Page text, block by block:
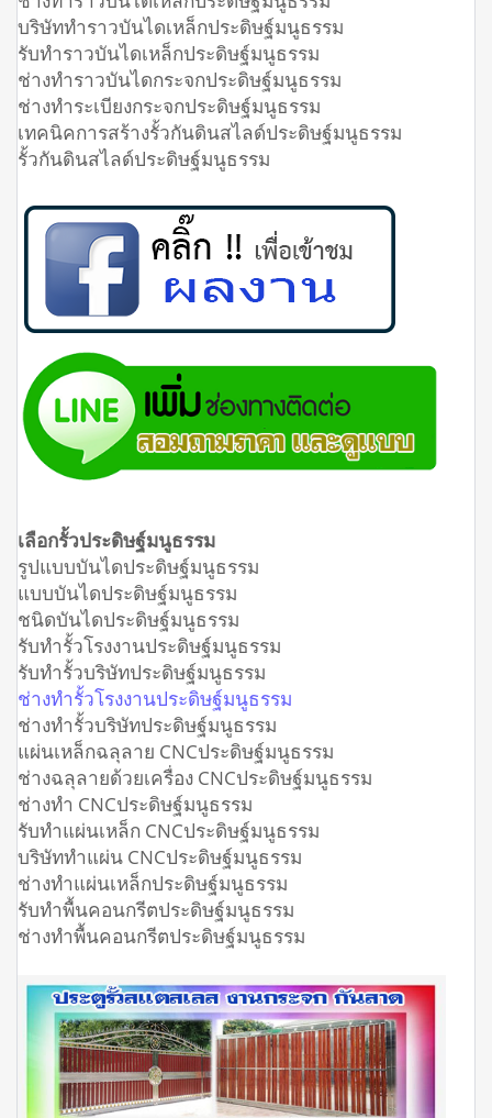
บริษัททำราวบันไดเหล็กประดิษฐ์มนูธรรม
รับทำราวบันไดเหล็กประดิษฐ์มนูธรรม
ช่างทำราวบันไดกระจกประดิษฐ์มนูธรรม
ช่างทำระเบียงกระจกประดิษฐ์มนูธรรม
เทคนิคการสร้างรั้วกันดินสไลด์ประดิษฐ์มนูธรรม
รั้วกันดินสไลด์ประดิษฐ์มนูธรรม
เลือกรั้วประดิษฐ์มนูธรรม
รูปแบบบันไดประดิษฐ์มนูธรรม
แบบบันไดประดิษฐ์มนูธรรม
ชนิดบันไดประดิษฐ์มนูธรรม
รับทำรั้วโรงงานประดิษฐ์มนูธรรม
รับทำรั้วบริษัทประดิษฐ์มนูธรรม
ช่างทำรั้วโรงงานประดิษฐ์มนูธรรม
ช่างทำรั้วบริษัทประดิษฐ์มนูธรรม
แผ่นเหล็กฉลุลาย CNCประดิษฐ์มนูธรรม
ช่างฉลุลายด้วยเครื่อง CNCประดิษฐ์มนูธรรม
ช่างทำ CNCประดิษฐ์มนูธรรม
รับทำแผ่นเหล็ก CNCประดิษฐ์มนูธรรม
บริษัททำแผ่น CNCประดิษฐ์มนูธรรม
ช่างทำแผ่นเหล็กประดิษฐ์มนูธรรม
รับทำพื้นคอนกรีตประดิษฐ์มนูธรรม
ช่างทำพื้นคอนกรีตประดิษฐ์มนูธรรม